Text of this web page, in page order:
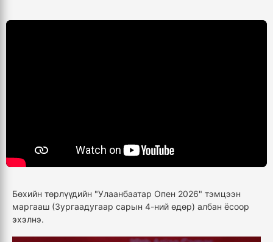
Бөхийн төрлүүдийн "Улаанбаатар Опен 2026" тэмцээн
маргааш (Зургаадугаар сарын 4-ний өдөр) албан ёсоор
эхэлнэ.